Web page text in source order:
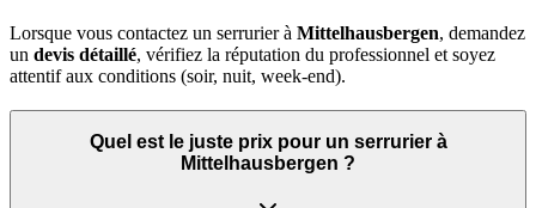
Lorsque vous contactez un serrurier à Mittelhausbergen, demandez
un devis détaillé, vérifiez la réputation du professionnel et soyez
attentif aux conditions (soir, nuit, week‑end).
Quel est le juste prix pour un serrurier à
Mittelhausbergen ?